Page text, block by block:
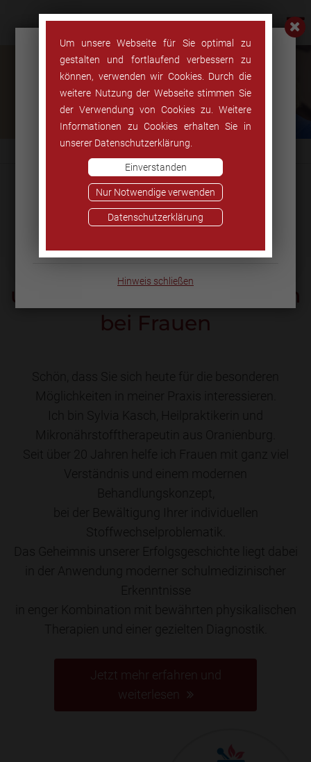
Um unsere Webseite für Sie optimal zu
gestalten und fortlaufend verbessern zu
können, verwenden wir Cookies. Durch die
weitere Nutzung der Webseite stimmen Sie
der Verwendung von Cookies zu. Weitere
Informationen zu Cookies erhalten Sie in
unserer Datenschutzerklärung.
Einverstanden
Nur Notwendige verwenden
Datenschutzerklärung
Spezialisiert auf die
Abnehmblockaden
bei Frauen
Schön, dass Sie sich heute für die besonderen
Möglichkeiten in meiner Praxis interessieren.
Ich bin Sylvia Kasch, Heilpraktikerin und
Mikronährstofftherapeutin aus Oranienburg.
Seit über 20 Jahren helfe ich Frauen mit ganz viel
Verständnis und einem modernen
Behandlungskonzept,
bei der Bewältigung Ihrer individuellen
Stoffwechselproblematik.
Das Geheimnis unserer Erfolgsgeschichte liegt dabei
in der Anwendung moderner schulmedizinischer
Erkenntnisse
in enger Kombination mit bewährten physikalischen
Therapien und einer gezielten Diagnostik.
Jetzt mehr erfahren und
weiterlesen
Wir sind für Sie da!
Terminvereinbarungen telefonisch unter
03301 57 36 06,
per Mail / Kontaktformular oder ganz
einfach online.
Hier Termin online
Hinweis schließen